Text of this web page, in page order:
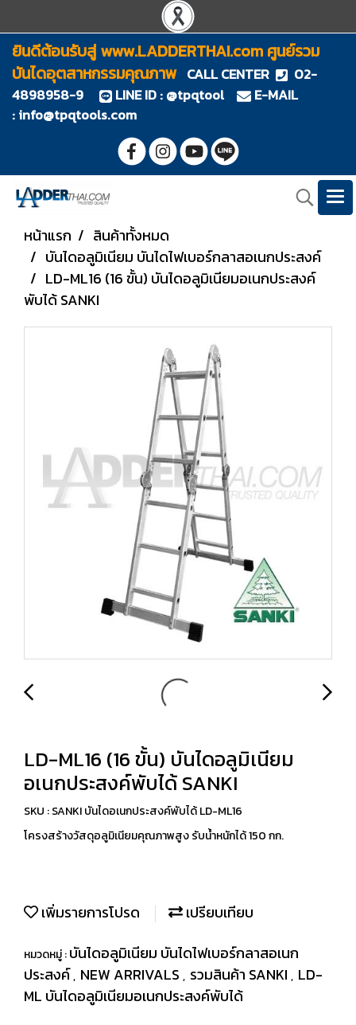
ยินดีต้อนรับสู่ www.LADDERTHAI.com ศูนย์รวม
บันไดอุตสาหกรรมคุณภาพ CALL CENTER
02-
4898958-9
LINE ID : @tpqtool
E-MAIL
:info@tpqtools.com
หน้าแรก
สินค้าทั้งหมด
บันไดอลูมิเนียม บันไดไฟเบอร์กลาสอเนกประสงค์
LD-ML16 (16 ขั้น) บันไดอลูมิเนียมอเนกประสงค์
พับได้ SANKI
LD-ML16 (16 ขั้น) บันไดอลูมิเนียม
อเนกประสงค์พับได้ SANKI
SKU : SANKI บันไดอเนกประสงค์พับได้ LD-ML16
โครงสร้างวัสดุอลูมิเนียมคุณภาพสูง รับน้ำหนักได้ 150 กก.
เพิ่มรายการโปรด เปรียบเทียบ
หมวดหมู่ :บันไดอลูมิเนียม บันไดไฟเบอร์กลาสอเนก
ประสงค์, NEW ARRIVALS , รวมสินค้า SANKI , LD-
ML บันไดอลูมิเนียมอเนกประสงค์พับได้